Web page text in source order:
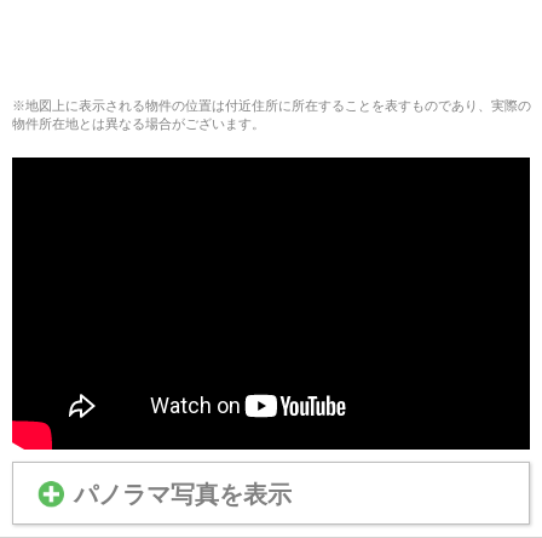
※地図上に表示される物件の位置は付近住所に所在することを表すものであり、実際の
物件所在地とは異なる場合がございます。
パノラマ写真を表示